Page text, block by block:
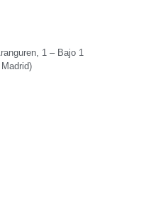
1 – Bajo 1